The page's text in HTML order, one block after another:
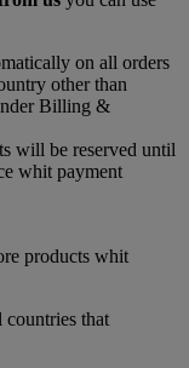
on all orders
other than
Billing &
will be reserved until
whit payment
products whit
countries that